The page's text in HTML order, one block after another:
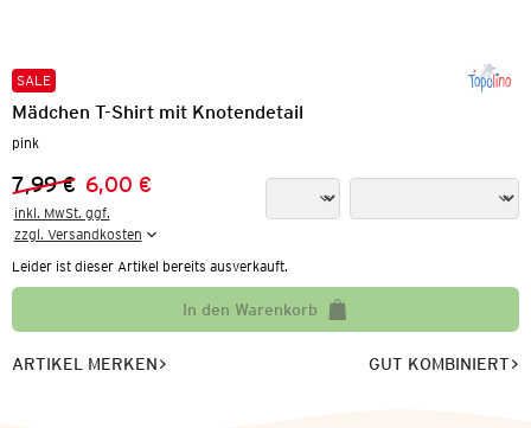
SALE
Mädchen T-Shirt mit Knotendetail
pink
Vorheriger Preis:
7,99 €
Neuer Preis:
6,00 €
inkl. MwSt. ggf.
zzgl. Versandkosten
Leider ist dieser Artikel bereits ausverkauft.
In den Warenkorb
ARTIKEL MERKEN GUT KOMBINIERT